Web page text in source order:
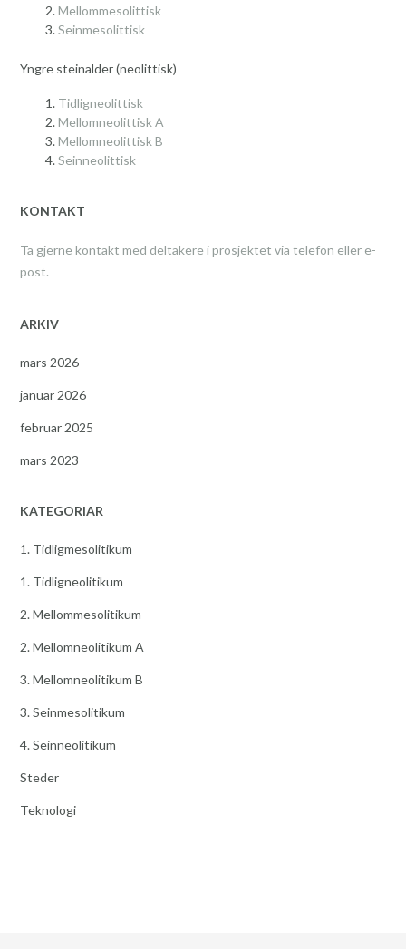
Mellommesolittisk
Seinmesolittisk
Yngre steinalder (neolittisk)
Tidligneolittisk
Mellomneolittisk A
Mellomneolittisk B
Seinneolittisk
KONTAKT
Ta gjerne kontakt med deltakere i prosjektet via telefon eller e-
post.
ARKIV
mars 2026
januar 2026
februar 2025
mars 2023
KATEGORIAR
1. Tidligmesolitikum
1. Tidligneolitikum
2. Mellommesolitikum
2. Mellomneolitikum A
3. Mellomneolitikum B
3. Seinmesolitikum
4. Seinneolitikum
Steder
Teknologi